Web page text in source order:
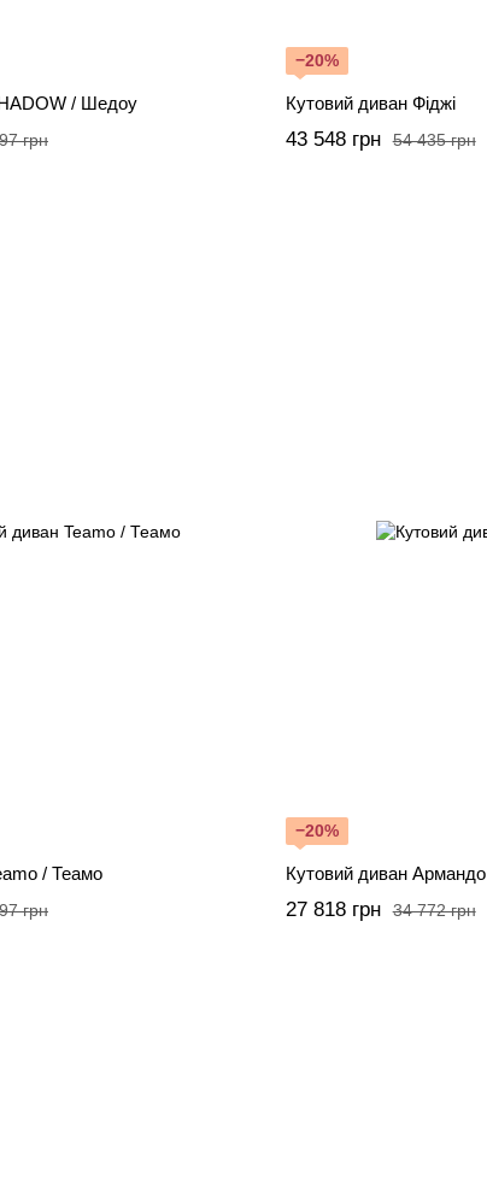
/ Шедоу
грн
−20%
Кутовий диван Фіджі
54 435 грн
43 548 грн
/ Теамо
грн
−20%
Кутовий диван Армандо
34 772 грн
27 818 грн